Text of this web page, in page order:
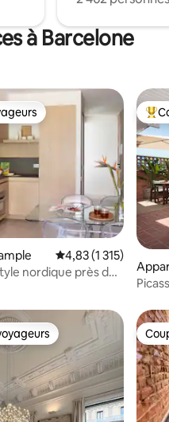
à Barcelone
commentairesNote moyenne de
4,83 (1 315)
nordique près de
parmi les plus aimés